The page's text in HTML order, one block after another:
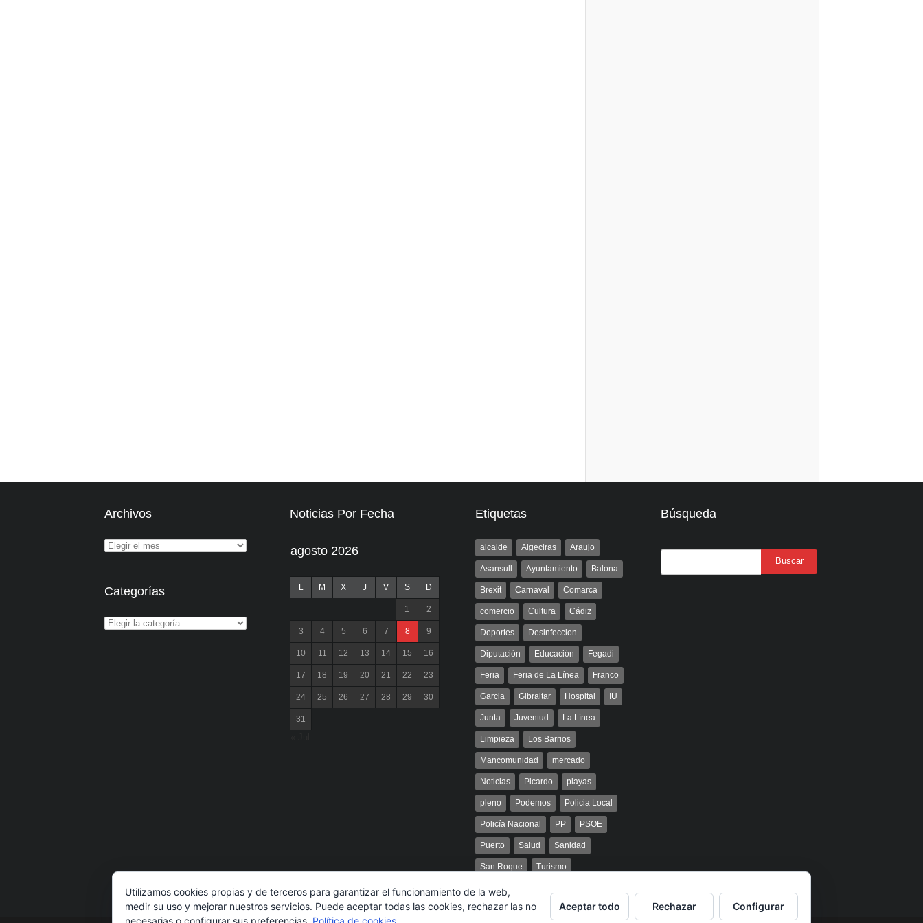
Archivos
Categorías
Noticias Por Fecha
agosto 2026
L M X J V S D
1 2
3 4 5 6 7 8 9
10 11 12 13 14 15 16
17 18 19 20 21 22 23
24 25 26 27 28 29 30
31
Etiquetas
alcalde Algeciras Araujo
Asansull Ayuntamiento Balona
Brexit Carnaval Comarca
comercio Cultura Cádiz
Deportes Desinfeccion
Diputación Educación Fegadi
Feria Feria de La Línea Franco
Garcia Gibraltar Hospital IU
Junta Juventud La Línea
Limpieza Los Barrios
Mancomunidad mercado
Noticias Picardo playas
pleno Podemos Policia Local
Policía Nacional PP PSOE
Puerto Salud Sanidad
San Roque Turismo
Búsqueda
Utilizamos cookies propias y de terceros para garantizar el funcionamiento de la web,
medir su uso y mejorar nuestros servicios. Puede aceptar todas las cookies, rechazar las no
necesarias o configurar sus preferencias. Política de cookies
Aceptar todo Rechazar Configurar